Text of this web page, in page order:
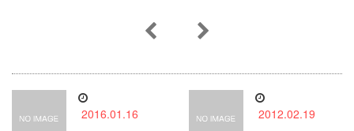
2016.01.16 2012.02.19